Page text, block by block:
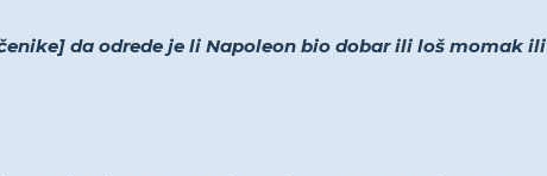
da odrede je li Napoleon bio dobar ili loš momak ili